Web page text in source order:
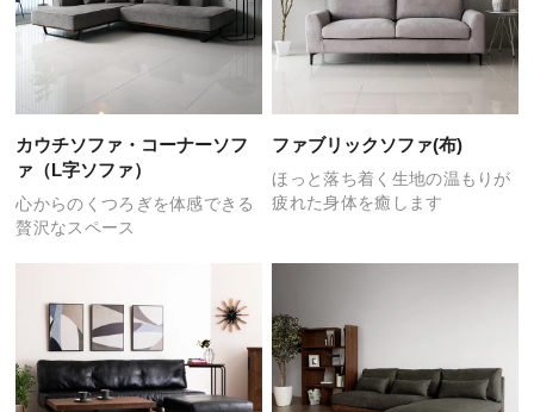
カウチソファ・ コーナーソフ
ァ（L字ソファ）
心からのくつろぎを体感できる
贅沢なスペース
ファブリックソファ(布)
ほっと落ち着く生地の温もりが
疲れた身体を癒します